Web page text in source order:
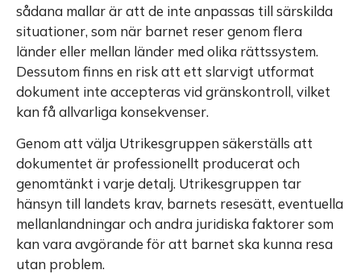
sådana mallar är att de inte anpassas till särskilda
situationer, som när barnet reser genom flera
länder eller mellan länder med olika rättssystem.
Dessutom finns en risk att ett slarvigt utformat
dokument inte accepteras vid gränskontroll, vilket
kan få allvarliga konsekvenser.
Genom att välja Utrikesgruppen säkerställs att
dokumentet är professionellt producerat och
genomtänkt i varje detalj. Utrikesgruppen tar
hänsyn till landets krav, barnets resesätt, eventuella
mellanlandningar och andra juridiska faktorer som
kan vara avgörande för att barnet ska kunna resa
utan problem.